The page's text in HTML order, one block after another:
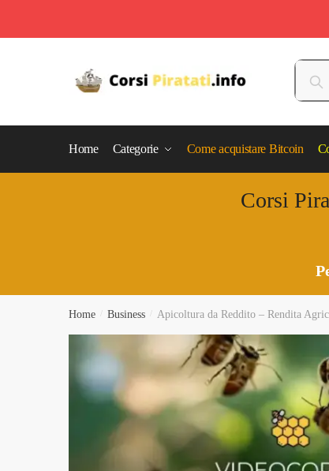
Cerca:
Home Categorie Come acquistare Bitcoin
Corsi
Home Business Apicoltura da Reddito – Rendita